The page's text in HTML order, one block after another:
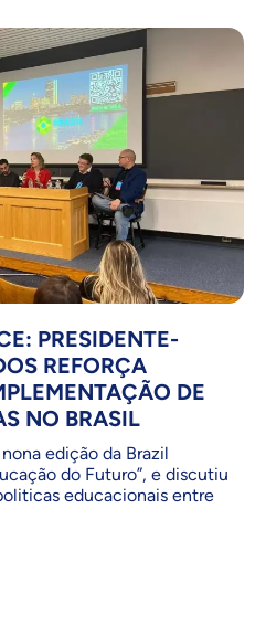
PRESIDENTE-
REFORÇA
DE
NO BRASIL
edição da Brazil
do Futuro”, e discutiu
educacionais entre